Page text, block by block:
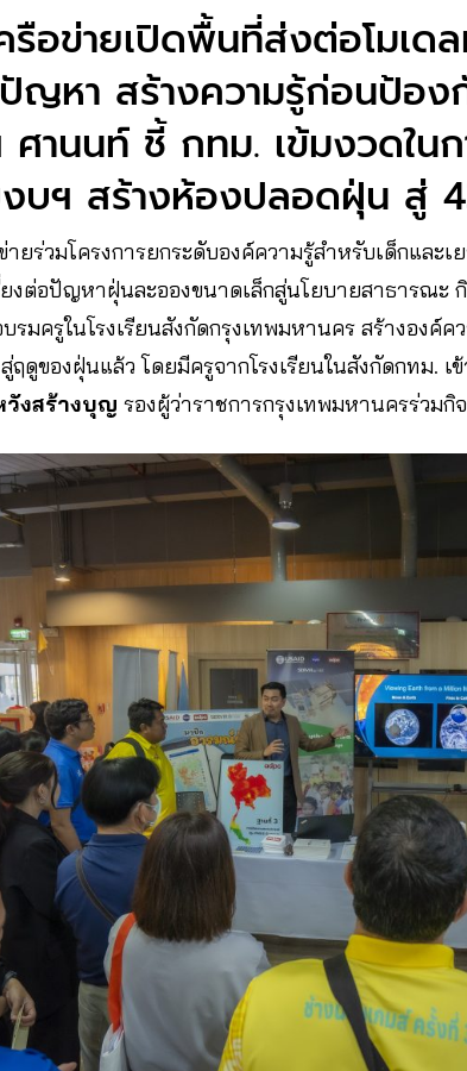
รือข่ายเปิดพื้นที่ส่งต่อโมเ
ปัญหา สร้างความรู้ก่อนป้อ
ศานนท์ ชี้ กทม. เข้มงวดใน
บฯ สร้างห้องปลอดฝุ่น สู่
ายร่วมโครงการยกระดับองค์ความรู้สำหรับเด็กแล
งต่อปัญหาฝุ่นละอองขนาดเล็กสู่นโยบายสาธารณะ
รมครูในโรงเรียนสังกัดกรุงเทพมหานคร สร้างองค์
ฤดูของฝุ่นแล้ว โดยมีครูจากโรงเรียนในสังกัดกทม.
งสร้างบุญ รองผู้ว่าราชการกรุงเทพมหานคร​ร่วมกิ